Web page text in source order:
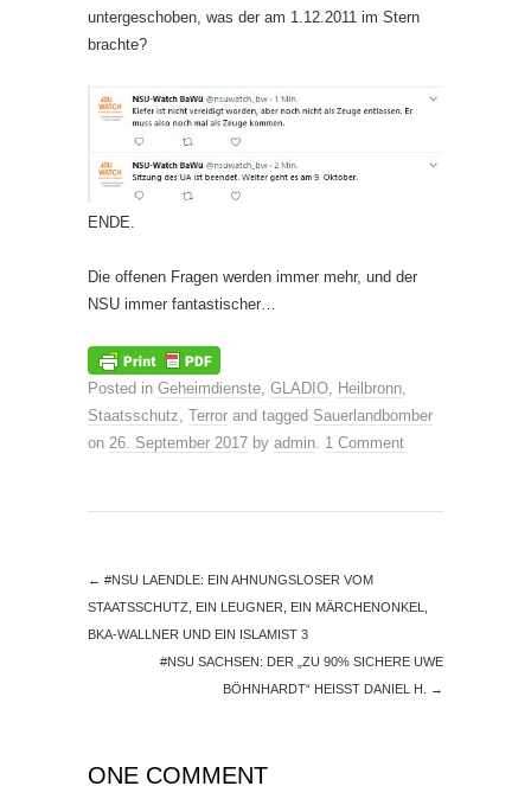
untergeschoben, was der am 1.12.2011 im Stern
brachte?
ENDE.
Die offenen Fragen werden immer mehr, und der
NSU immer fantastischer…
Posted in Geheimdienste GLADIO Heilbronn
Staatsschutz Terror and tagged Sauerlandbomber
on 26. September 2017 by admin 1 Comment
← #NSU LAENDLE: EIN AHNUNGSLOSER VOM
STAATSSCHUTZ, EIN LEUGNER, EIN MÄRCHENONKEL,
BKA-WALLNER UND EIN ISLAMIST 3
#NSU SACHSEN: DER „ZU 90% SICHERE UWE
BÖHNHARDT“ HEISST DANIEL H.
→
ONE COMMENT